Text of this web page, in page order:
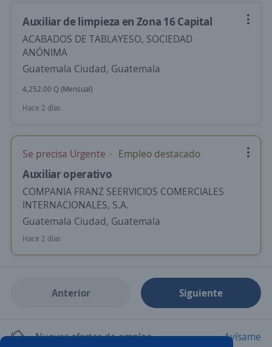
Auxiliar de limpieza en Zona 16 Capital
ACABADOS DE TABLAYESO, SOCIEDAD
ANÓNIMA
Guatemala Ciudad, Guatemala
4,252.00 Q (Mensual)
Hace 2 días
Se precisa Urgente Empleo destacado
Auxiliar operativo
COMPANIA FRANZ SEERVICIOS COMERCIALES
INTERNACIONALES, S.A.
Guatemala Ciudad, Guatemala
Hace 2 días
Anterior Siguiente
Nuevas ofertas de empleo Avísame